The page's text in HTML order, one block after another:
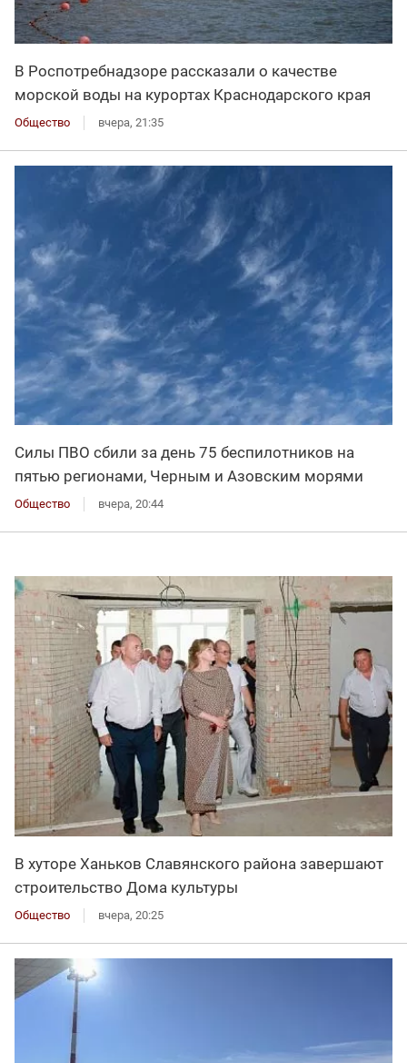
В Роспотребнадзоре рассказали о качестве
морской воды на курортах Краснодарского края
Общество вчера, 21:35
Силы ПВО сбили за день 75 беспилотников на
пятью регионами, Черным и Азовским морями
Общество вчера, 20:44
В хуторе Ханьков Славянского района завершают
строительство Дома культуры
Общество вчера, 20:25